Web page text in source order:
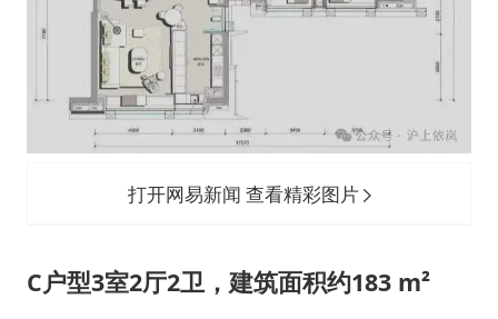
打开网易新闻 查看精彩图片
C户型3室2厅2卫，建筑面积约183 m²